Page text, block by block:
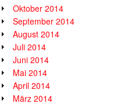
Oktober 2014
September 2014
August 2014
Juli 2014
Juni 2014
Mai 2014
April 2014
März 2014